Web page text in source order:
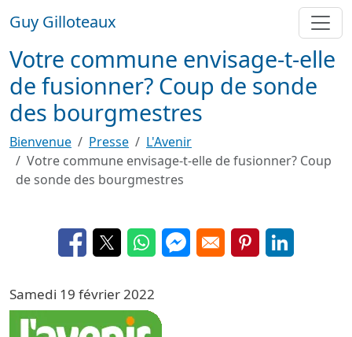
Guy Gilloteaux
Votre commune envisage-t-elle
de fusionner? Coup de sonde
des bourgmestres
Bienvenue Presse
L'Avenir
Votre commune envisage-t-elle de fusionner? Coup
de sonde des bourgmestres
Opens in a new window
Opens in a new window
Opens in a new window
Opens in a new window
Opens in a new
Opens in a
Samedi 19 février 2022
Image